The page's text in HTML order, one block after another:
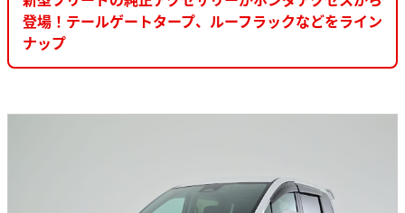
登場！テールゲートタープ、ルーフラックなどをライン
ナップ